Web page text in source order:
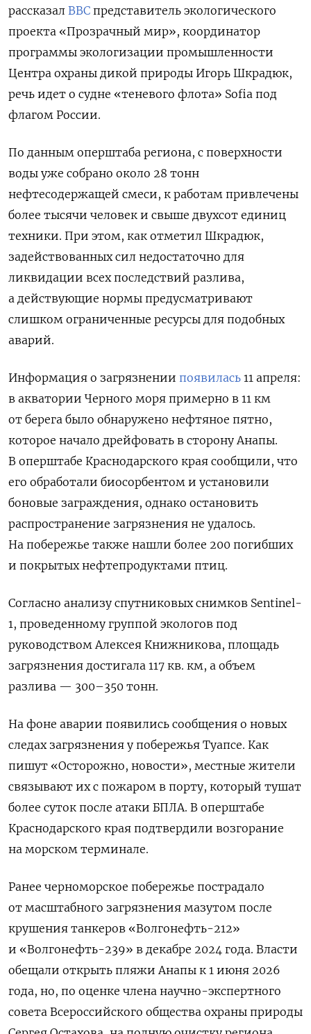
рассказал BBC представитель экологического
проекта «Прозрачный мир», координатор
программы экологизации промышленности
Центра охраны дикой природы Игорь Шкрадюк,
речь идет о судне «теневого флота» Sofia под
флагом России.
По данным оперштаба региона, с поверхности
воды уже собрано около 28 тонн
нефтесодержащей смеси, к работам привлечены
более тысячи человек и свыше двухсот единиц
техники. При этом, как отметил Шкрадюк,
задействованных сил недостаточно для
ликвидации всех последствий разлива,
а действующие нормы предусматривают
слишком ограниченные ресурсы для подобных
аварий.
Информация о загрязнении появилась 11 апреля:
в акватории Черного моря примерно в 11 км
от берега было обнаружено нефтяное пятно,
которое начало дрейфовать в сторону Анапы.
В оперштабе Краснодарского края сообщили, что
его обработали биосорбентом и установили
боновые заграждения, однако остановить
распространение загрязнения не удалось.
На побережье также нашли более 200 погибших
и покрытых нефтепродуктами птиц.
Согласно анализу спутниковых снимков Sentinel-
1, проведенному группой экологов под
руководством Алексея Книжникова, площадь
загрязнения достигала 117 кв. км, а объем
разлива — 300–350 тонн.
На фоне аварии появились сообщения о новых
следах загрязнения у побережья Туапсе. Как
пишут «Осторожно, новости», местные жители
связывают их с пожаром в порту, который тушат
более суток после атаки БПЛА. В оперштабе
Краснодарского края подтвердили возгорание
на морском терминале.
Ранее черноморское побережье пострадало
от масштабного загрязнения мазутом после
крушения танкеров «Волгонефть-212»
и «Волгонефть-239» в декабре 2024 года. Власти
обещали открыть пляжи Анапы к 1 июня 2026
года, но, по оценке члена научно-экспертного
совета Всероссийского общества охраны природы